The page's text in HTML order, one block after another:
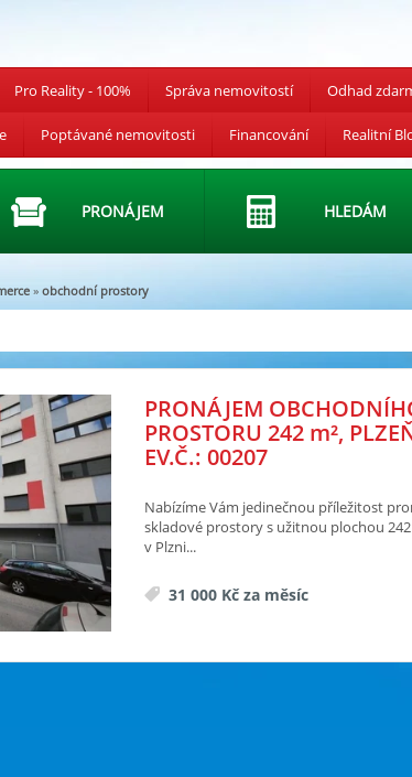
Pro Reality - 100% Správa nemovitostí Odhad
Poptávané nemovitosti Financování Realitní
PRONÁJEM HLEDÁM
» obchodní prostory
PRONÁJEM
PROSTORU 242 m²,
EV.Č.: 00207
Nabízíme Vám jedinečnou příležitost
skladové prostory s užitnou plochou
v Plzni...
31 000 Kč za měsíc